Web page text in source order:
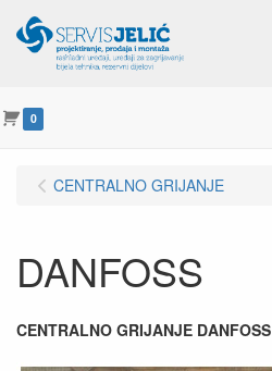
0
CENTRALNO GRIJANJE
DANFOSS
CENTRALNO GRIJANJE DANFOSS